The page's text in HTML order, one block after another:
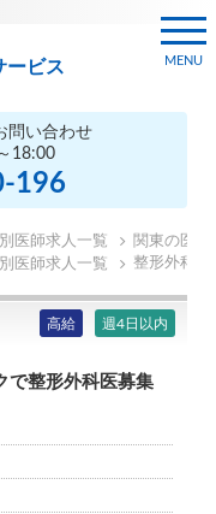
ービス
問い合わせ
18:00
196
MENU
医師求人一覧
関東の医師
医師求人一覧 整形外科の
高給 週4日以内
で整形外科医募集